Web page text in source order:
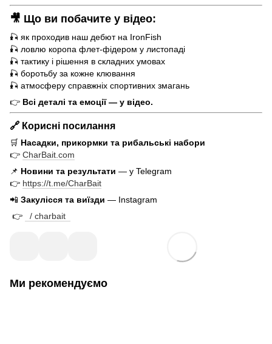
🎥 Що ви побачите у відео:
🎣 як проходив наш дебют на IronFish
🎣 ловлю коропа флет-фідером у листопаді
🎣 тактику і рішення в складних умовах
🎣 боротьбу за кожне клювання
🎣 атмосферу справжніх спортивних змагань
👉 Всі деталі та емоції — у відео.
🔗 Корисні посилання
🛒 Насадки, прикормки та рибальські набори
👉 CharBait.com
📌 Новини та результати — у Telegram
👉 https://t.me/CharBait
📲 Закулісся та виїзди — Instagram
👉
/ charbait
Ми рекомендуємо